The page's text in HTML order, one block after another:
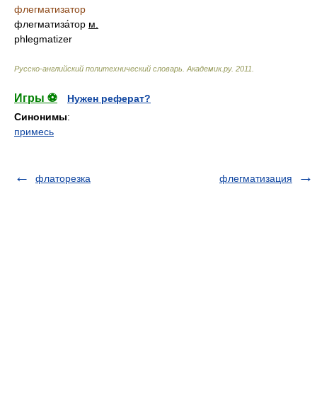
флегматизатор
флегматиза́тор м.
phlegmatizer
Русско-английский политехнический словарь Академик.ру. 2011
Игры ⚽
Нужен реферат?
Синонимы:
примесь
флаторезка флегматизация